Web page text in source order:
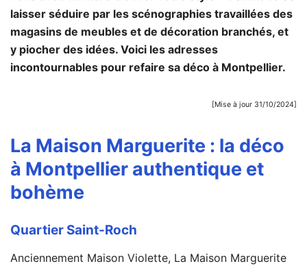
laisser séduire par les scénographies travaillées des
magasins de meubles et de décoration branchés, et
y piocher des idées. Voici les adresses
incontournables pour refaire sa déco à Montpellier.
[Mise à jour 31/10/2024]
La Maison Marguerite : la déco
à Montpellier authentique et
bohème
Quartier Saint-Roch
Anciennement Maison Violette, La Maison Marguerite